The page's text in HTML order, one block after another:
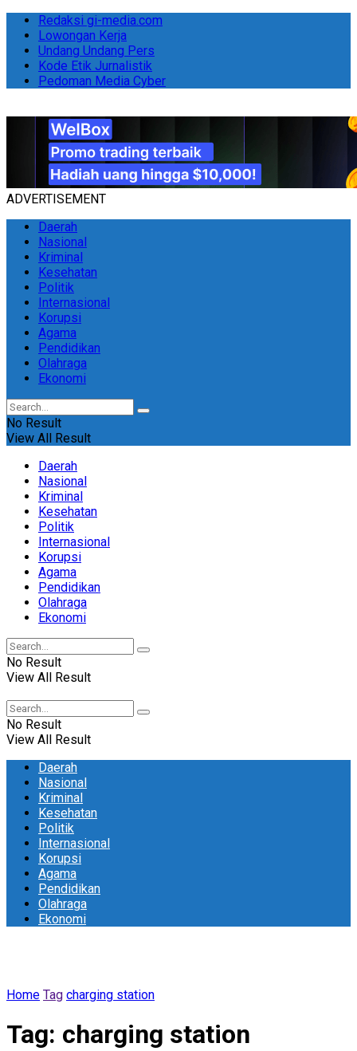
Redaksi gi-media.com
Lowongan Kerja
Undang Undang Pers
Kode Etik Jurnalistik
Pedoman Media Cyber
ADVERTISEMENT
Daerah
Nasional
Kriminal
Kesehatan
Politik
Internasional
Korupsi
Agama
Pendidikan
Olahraga
Ekonomi
No Result
View All Result
Daerah
Nasional
Kriminal
Kesehatan
Politik
Internasional
Korupsi
Agama
Pendidikan
Olahraga
Ekonomi
No Result
View All Result
No Result
View All Result
Daerah
Nasional
Kriminal
Kesehatan
Politik
Internasional
Korupsi
Agama
Pendidikan
Olahraga
Ekonomi
Home Tag charging station
Tag: charging station